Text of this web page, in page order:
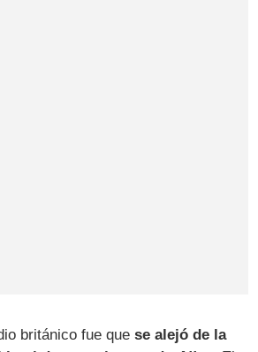
británico fue quese alejó de la